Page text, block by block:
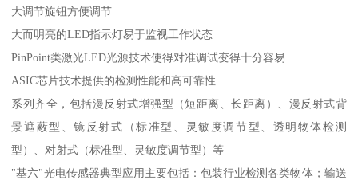
大调节旋钮方便调节
大而明亮的LED指示灯易于监视工作状态
PinPoint类激光LED光源技术使得对准调试变得十分容易
ASIC芯片技术提供的检测性能和高可靠性
系列齐全，包括漫反射式增强型（短距离、长距离）、漫反射式背
景遮蔽型、镜反射式（标准型、灵敏度调节型、透明物体检测
型）、对射式（标准型、灵敏度调节型）等
"基六"光电传感器典型应用主要包括：包装行业检测各类物体；输送